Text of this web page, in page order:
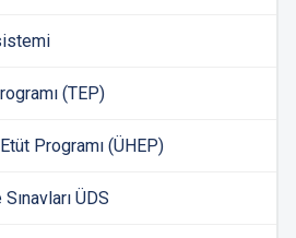
(TEP)
Programı (ÜHEP)
ÜDS